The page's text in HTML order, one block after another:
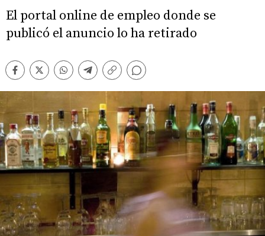
El portal online de empleo donde se
publicó el anuncio lo ha retirado
Facebook
TwitterWhatsappTelegram
Copiar
Comentarios